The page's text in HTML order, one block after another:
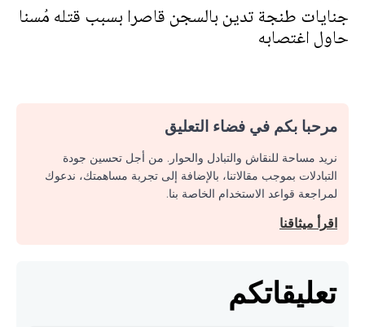
جنايات طنجة تدين بالسجن قاصرا بسبب قتله مُسنا
حاول اغتصابه
مرحبا بكم في فضاء التعليق
نريد مساحة للنقاش والتبادل والحوار. من أجل تحسين جودة
التبادلات بموجب مقالاتنا، بالإضافة إلى تجربة مساهمتك، ندعوك
لمراجعة قواعد الاستخدام الخاصة بنا.
اقرأ ميثاقنا
تعليقاتكم